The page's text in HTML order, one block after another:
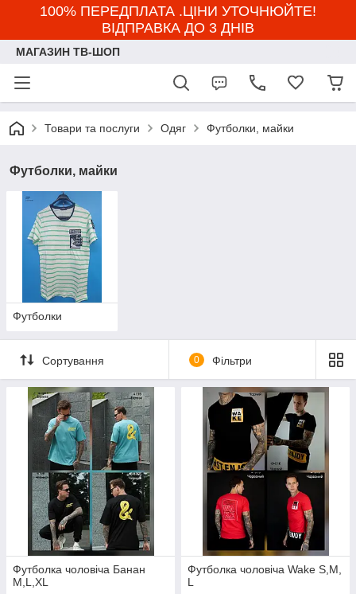
100% ПЕРЕДПЛАТА .ЦІНИ УТОЧНЮЙТЕ!
ВІДПРАВКА ДО 3 ДНІВ
МАГАЗИН ТВ-ШОП
Товари та послуги Одяг Футболки, майки
Футболки, майки
Футболки
Сортування 0 Фільтри
Футболка чоловіча Банан
M,L,XL
Футболка чоловіча Wake S,M,
L